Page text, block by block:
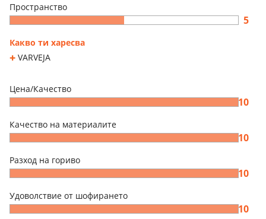
Пространство
5
Какво ти харесва
VARVEJA
Цена/Качество
10
Качество на материалите
10
Разход на гориво
10
Удоволствие от шофирането
10